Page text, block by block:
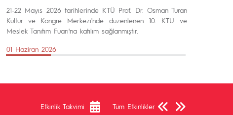
21-22 Mayıs 2026 tarihlerinde KTÜ Prof. Dr. Osman Turan
Kültür ve Kongre Merkezi'nde düzenlenen 10. KTÜ ve
Meslek Tanıtım Fuarı'na katılım sağlanmıştır.
01 Haziran 2026
Etkinlik Takvimi Tüm Etkinlikler
Önceki SayfaSonraki Sayfa